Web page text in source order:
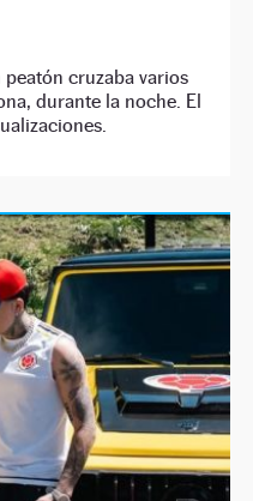
cruzaba varios
durante la noche. El